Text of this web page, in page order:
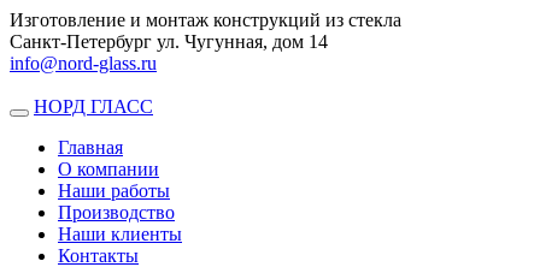
Изготовление и монтаж конструкций из стекла
Санкт-Петербург ул. Чугунная, дом 14
info@nord-glass.ru
Toggle
navigation
НОРД ГЛАСС
Главная
О компании
Наши работы
Производство
Наши клиенты
Контакты